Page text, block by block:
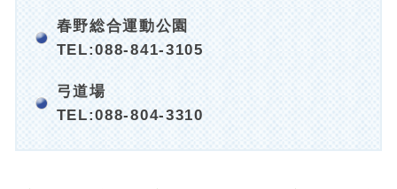
春野総合運動公園
TEL:088-841-3105
弓道場
TEL:088-804-3310